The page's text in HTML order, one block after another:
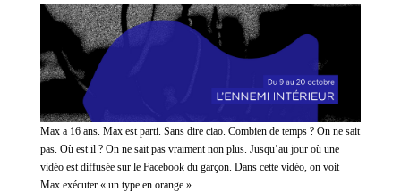
Max a 16 ans. Max est parti. Sans dire ciao. Combien de temps ? On ne sait
pas. Où est il ? On ne sait pas vraiment non plus. Jusqu’au jour où une
vidéo est diffusée sur le Facebook du garçon. Dans cette vidéo, on voit
Max exécuter « un type en orange ».